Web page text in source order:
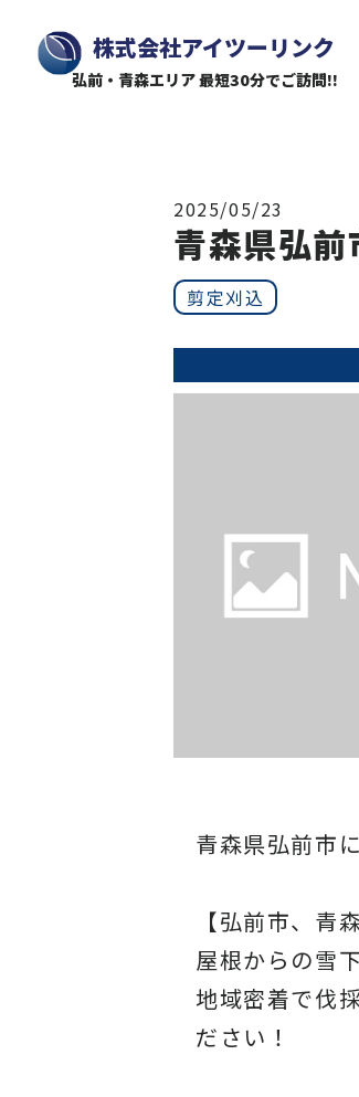
株式会社アイツーリンク
弘前・青森エリア 最短30分でご訪問!!
2025/05/23
青森県弘前
剪定刈込
青森県弘前市
【弘前市、青
屋根からの雪
地域密着で伐
ださい！